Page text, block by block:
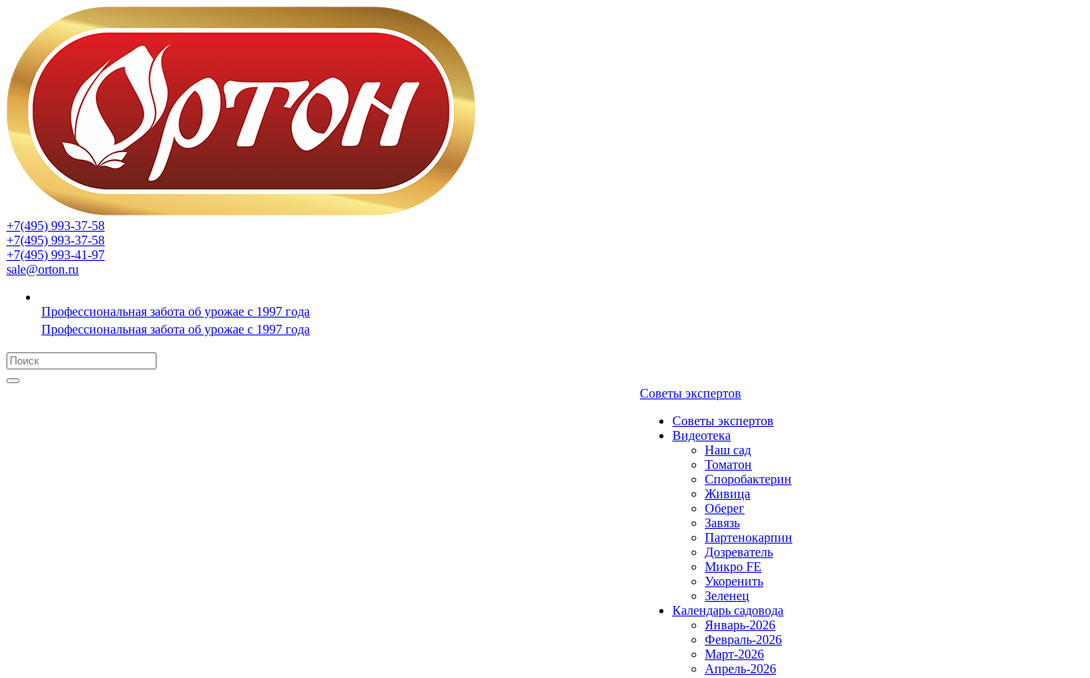
+7(495) 993-37-58
+7(495) 993-37-58
+7(495) 993-41-97
sale@orton.ru
Профессиональная забота об урожае с 1997 года
Профессиональная забота об урожае с 1997 года
Советы экспертов
Советы экспертов
Видеотека
Наш сад
Томатон
Споробактерин
Живица
Оберег
Завязь
Партенокарпин
Дозреватель
Микро FE
Укоренить
Зеленец
Календарь садовода
Январь-2026
Февраль-2026
Март-2026
Апрель-2026